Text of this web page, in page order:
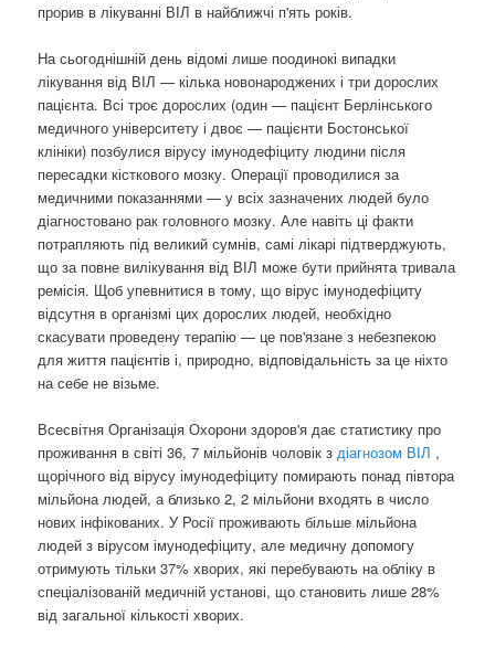
прорив в лікуванні ВІЛ в найближчі п'ять років.
На сьогоднішній день відомі лише поодинокі випадки
лікування від ВІЛ — кілька новонароджених і три дорослих
пацієнта. Всі троє дорослих (один — пацієнт Берлінського
медичного університету і двоє — пацієнти Бостонської
клініки) позбулися вірусу імунодефіциту людини після
пересадки кісткового мозку. Операції проводилися за
медичними показаннями — у всіх зазначених людей було
діагностовано рак головного мозку. Але навіть ці факти
потрапляють під великий сумнів, самі лікарі підтверджують,
що за повне вилікування від ВІЛ може бути прийнята тривала
ремісія. Щоб упевнитися в тому, що вірус імунодефіциту
відсутня в організмі цих дорослих людей, необхідно
скасувати проведену терапію — це пов'язане з небезпекою
для життя пацієнтів і, природно, відповідальність за це ніхто
на себе не візьме.
Всесвітня Організація Охорони здоров'я дає статистику про
проживання в світі 36, 7 мільйонів чоловік здіагнозом ВІЛ ,
щорічного від вірусу імунодефіциту помирають понад півтора
мільйона людей, а близько 2, 2 мільйони входять в число
нових інфікованих. У Росії проживають більше мільйона
людей з вірусом імунодефіциту, але медичну допомогу
отримують тільки 37% хворих, які перебувають на обліку в
спеціалізованій медичній установі, що становить лише 28%
від загальної кількості хворих.